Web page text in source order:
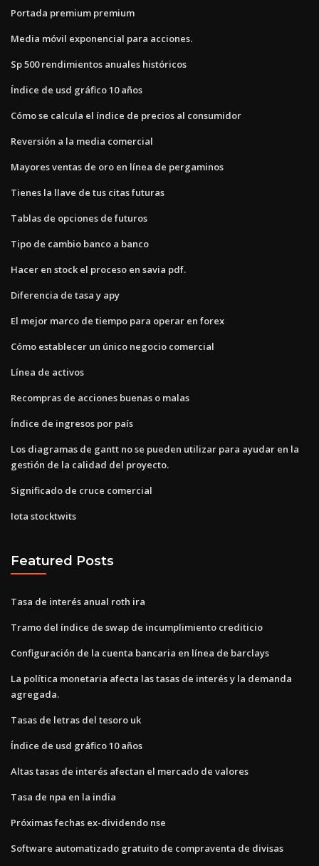
Portada premium premium
Media móvil exponencial para acciones.
Sp 500 rendimientos anuales históricos
Índice de usd gráfico 10 años
Cómo se calcula el índice de precios al consumidor
Reversión a la media comercial
Mayores ventas de oro en línea de pergaminos
Tienes la llave de tus citas futuras
Tablas de opciones de futuros
Tipo de cambio banco a banco
Hacer en stock el proceso en savia pdf.
Diferencia de tasa y apy
El mejor marco de tiempo para operar en forex
Cómo establecer un único negocio comercial
Línea de activos
Recompras de acciones buenas o malas
Índice de ingresos por país
Los diagramas de gantt no se pueden utilizar para ayudar en la
gestión de la calidad del proyecto.
Significado de cruce comercial
Iota stocktwits
Featured Posts
Tasa de interés anual roth ira
Tramo del índice de swap de incumplimiento crediticio
Configuración de la cuenta bancaria en línea de barclays
La política monetaria afecta las tasas de interés y la demanda
agregada.
Tasas de letras del tesoro uk
Índice de usd gráfico 10 años
Altas tasas de interés afectan el mercado de valores
Tasa de npa en la india
Próximas fechas ex-dividendo nse
Software automatizado gratuito de compraventa de divisas